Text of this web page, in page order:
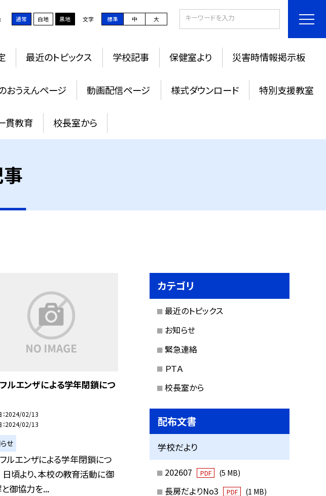
通常 白地 黒地 文字 標準 中 大
最近のトピックス 学校記事 保健室より 災害時情報掲示板
おうえんページ 動画配信ページ 様式ダウンロード 特別支援教室
貫教育 校長室から
ルエンザによる学年閉鎖につ
2024/02/13
2024/02/13
せ
ルエンザによる学年閉鎖につ
日頃より、本校の教育活動に御
御協力を...
カテゴリ
最近のトピックス
お知らせ
緊急連絡
ＰＴＡ
校長室から
配布文書
学校だより
202607 PDF (5 MB)
長房だよりNo3 PDF (1 MB)